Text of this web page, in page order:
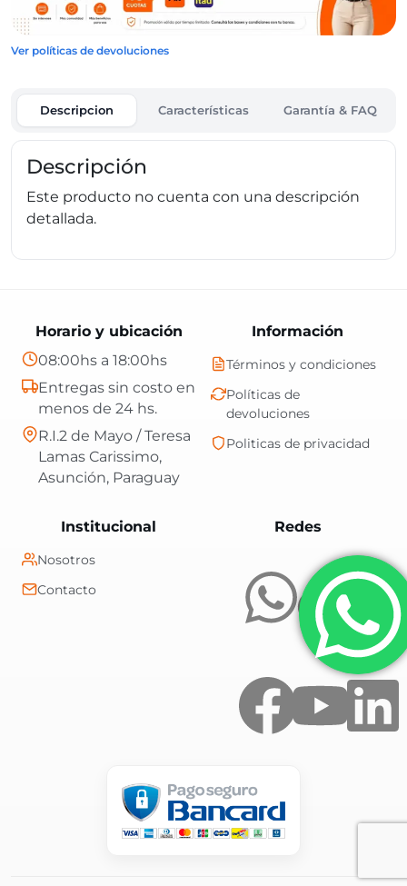
Ver políticas de devoluciones
Descripcion Características Garantía & FAQ
Descripción
Este producto no cuenta con una descripción
detallada.
RedesCentral Shop es
Información
Términos y condiciones
Políticas de
devoluciones
Politicas de privacidad
Institucional
Nosotros
Contacto
Horario y ubicación
08:00hs a 18:00hs
Entregas sin costo en
menos de 24 hs.
R.I.2 de Mayo / Teresa
Lamas Carissimo,
Asunción, Paraguay